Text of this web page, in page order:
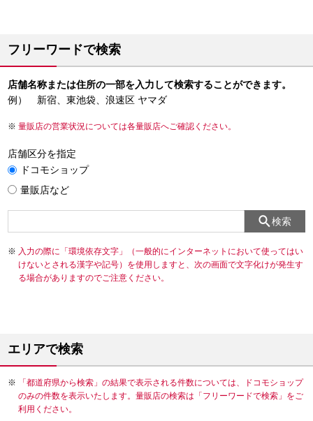
フリーワードで検索
店舗名称または住所の一部を入力して検索することができます。
例） 新宿、東池袋、浪速区 ヤマダ
量販店の営業状況については各量販店へご確認ください。
店舗区分を指定
ドコモショップ
量販店など
検索
入力の際に「環境依存文字」（一般的にインターネットにおいて使ってはい
けないとされる漢字や記号）を使用しますと、次の画面で文字化けが発生す
る場合がありますのでご注意ください。
エリアで検索
「都道府県から検索」の結果で表示される件数については、ドコモショップ
のみの件数を表示いたします。量販店の検索は「フリーワードで検索」をご
利用ください。